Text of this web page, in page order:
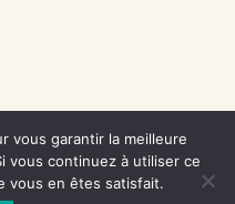
vous garantir la meilleure
vous continuez à utiliser ce
vous en êtes satisfait.